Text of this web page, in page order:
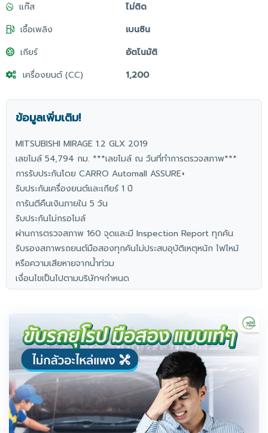
แก๊ส
ไม่ติด
เชื้อเพลิง
เบนซิน
เกียร์
อัตโนมัติ
เครื่องยนต์ (CC)
1,200
ข้อมูลเพิ่มเติม!
MITSUBISHI MIRAGE 1.2 GLX 2019
เลขไมล์ 54,794 กม. ***เลขไมล์ ณ วันที่ทำการตรวจสภาพ***
การรับประกันโดย CARRO Automall ASSURE+
รับประกันเครื่องยนต์และเกียร์ 1 ปี
การันตีคืนเงินภายใน 5 วัน
รับประกันไม่กรอไมล์
ผ่านการตรวจสภาพ 160 จุดและมี Inspection Report ทุกคัน
รับรองสภาพรถยนต์มือสองทุกคันไม่ประสบอุบัติเหตุหนัก ไฟไหม้
หรือความเสียหายจากน้ำท่วม
เงื่อนไขเป็นไปตามบริษัทฯกำหนด